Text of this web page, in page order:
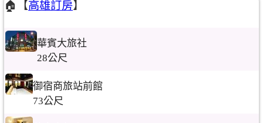
🏠【高雄訂房】
華賓大旅社
28公尺
御宿商旅站前館
73公尺